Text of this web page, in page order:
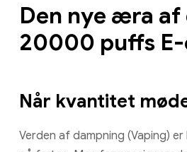
Den nye æra
20000 puffs
Når kvantitet
Verden af dampning (Vaping)